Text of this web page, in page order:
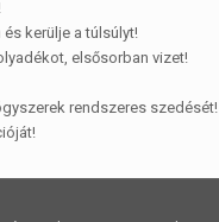
kerülje a túlsúlyt!
elsősorban vizet!
rendszeres szedését!